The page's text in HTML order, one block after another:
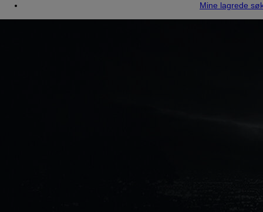
Mine lagrede